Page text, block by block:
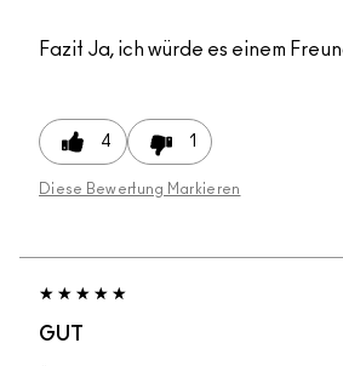
Fazit Ja, ich würde es einem
4 1
Diese Bewertung Markieren
GUT